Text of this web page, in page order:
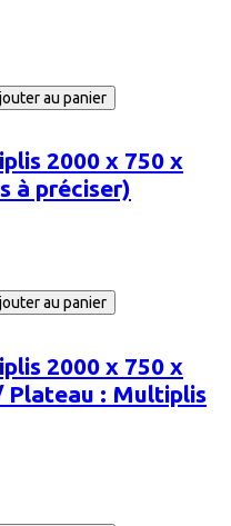
2000 x 750 x
à préciser)
2000 x 750 x
Plateau : Multiplis